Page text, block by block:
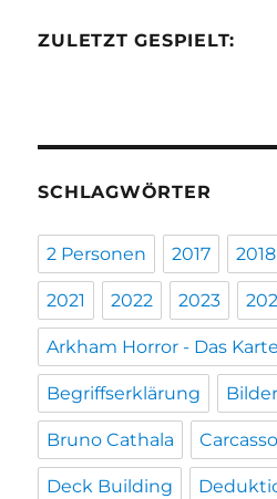
ZULETZT GESPIELT:
SCHLAGWÖRTER
2 Personen 2017 2018
2021 2022 2023
Arkham Horror - Das
Begriffserklärung
Bruno Cathala
Deck Building